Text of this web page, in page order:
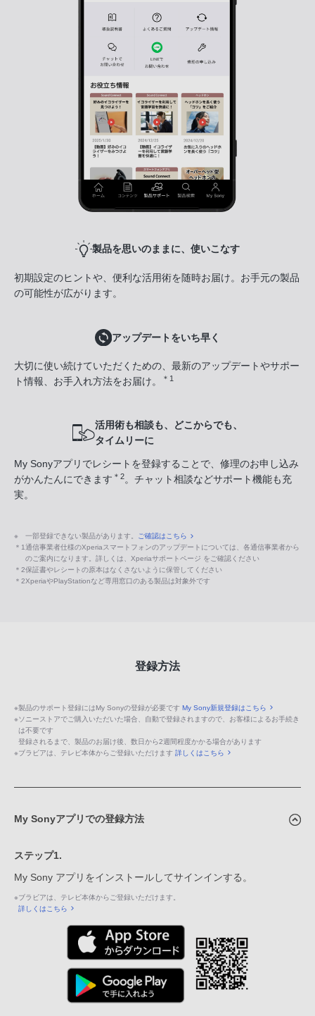
製品を思いのままに、使いこなす
初期設定のヒントや、便利な活用術を随時お届け。お手元の製品
の可能性が広がります。
アップデートをいち早く
大切に使い続けていただくための、最新のアップデートやサポー
ト情報、お手入れ方法をお届け。
＊1
活用術も相談も、どこからでも、
タイムリーに
My Sonyアプリでレシートを登録することで、修理のお申し込み
がかんたんにできます ＊2。チャット相談などサポート機能も充
実。
※ 一部登録できない製品があります。 ご確認はこちら
＊1通信事業者仕様のXperiaスマートフォンのアップデートについては、各通信事業者から
のご案内になります。詳しくは、Xperiaサポートページ をご確認ください
＊2保証書やレシートの原本はなくさないように保管してください
＊2XperiaやPlayStationなど専用窓口のある製品は対象外です
登録方法
※製品のサポート登録にはMy Sonyの登録が必要です My Sony新規登録はこちら
※ソニーストアでご購入いただいた場合、自動で登録されますので、お客様によるお手続き
は不要です
登録されるまで、製品のお届け後、数日から2週間程度かかる場合があります
※ブラビアは、テレビ本体からご登録いただけます 詳しくはこちら
My Sonyアプリでの登録方法
ステップ1.
My Sony アプリをインストールしてサインインする。
※ブラビアは、テレビ本体からご登録いただけます。
詳しくはこちら